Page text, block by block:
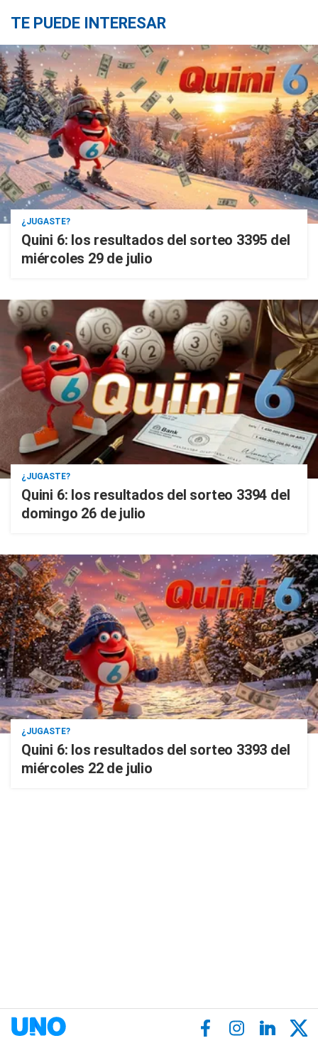
TE PUEDE INTERESAR
¿JUGASTE?
Quini 6: los resultados del sorteo 3395 del
miércoles 29 de julio
¿JUGASTE?
Quini 6: los resultados del sorteo 3394 del
domingo 26 de julio
¿JUGASTE?
Quini 6: los resultados del sorteo 3393 del
miércoles 22 de julio